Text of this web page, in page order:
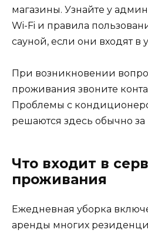
магазины. Узнайте у
Wi-Fi и правила
сауной, если они входят в
При возникновении
проживания звоните
Проблемы с
решаются здесь обычно за
Что входит в
проживания
Ежедневная уборка
аренды многих